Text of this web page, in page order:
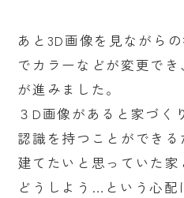
あと3D画像を見ながら
でカラーなどが変更で
が進みました。
３D画像があると家づく
認識を持つことができ
建てたいと思っていた
どうしよう…という心配